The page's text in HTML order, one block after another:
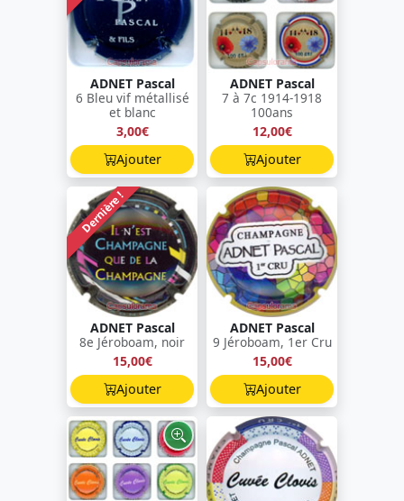
ADNET Pascal
6 Bleu vif métallisé
et blanc
3,00€
Ajouter
ADNET Pascal
7 à 7c 1914-1918
100ans
12,00€
Ajouter
Dernière !
ADNET Pascal
8e Jéroboam, noir
15,00€
Ajouter
ADNET Pascal
9 Jéroboam, 1er Cru
15,00€
Ajouter